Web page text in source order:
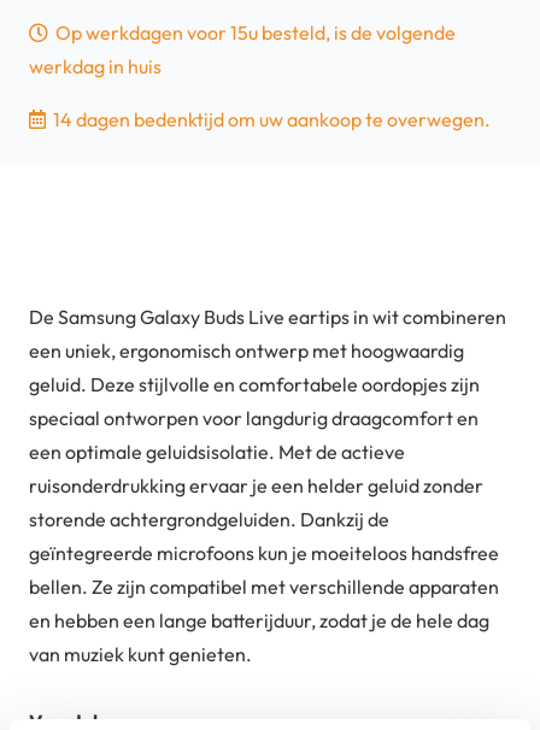
Eartips
-
Wit
Op werkdagen voor 15u besteld, is de volgende
werkdag in huis
14 dagen bedenktijd om uw aankoop te overwegen.
De Samsung Galaxy Buds Live eartips in wit combineren
een uniek, ergonomisch ontwerp met hoogwaardig
geluid. Deze stijlvolle en comfortabele oordopjes zijn
speciaal ontworpen voor langdurig draagcomfort en
een optimale geluidsisolatie. Met de actieve
ruisonderdrukking ervaar je een helder geluid zonder
storende achtergrondgeluiden. Dankzij de
geïntegreerde microfoons kun je moeiteloos handsfree
bellen. Ze zijn compatibel met verschillende apparaten
en hebben een lange batterijduur, zodat je de hele dag
van muziek kunt genieten.
Voordelen